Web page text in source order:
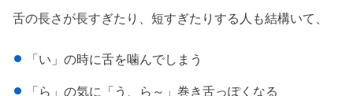
舌の長さが長すぎたり、短すぎたりする人も結構いて、
「い」の時に舌を噛んでしまう
「ら」の気に「う、ら～」巻き舌っぽくなる